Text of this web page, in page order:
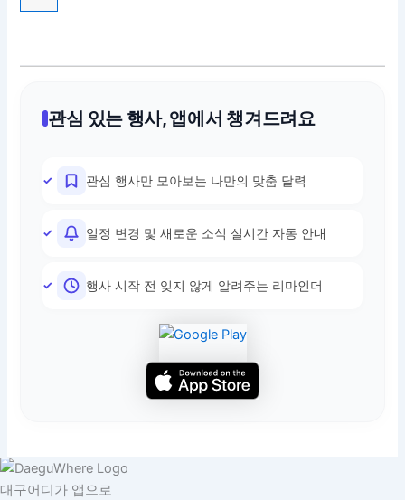
관심 있는 행사, 앱에서 챙겨드려요
관심 행사만 모아보는 나만의 맞춤 달력
일정 변경 및 새로운 소식 실시간 자동 안내
행사 시작 전 잊지 않게 알려주는 리마인더
대구어디가 앱으로